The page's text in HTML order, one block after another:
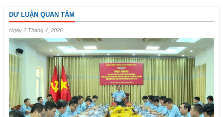
DƯ LUẬN QUAN TÂM
Ngày 2 Tháng 4, 2026